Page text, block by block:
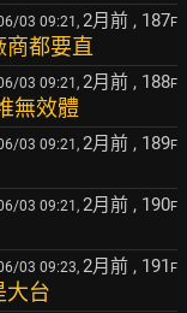
03 09:21, 2月前 , 187F
商都要直
03 09:21, 2月前 , 188F
無效體
03 09:21, 2月前 , 189F
03 09:21, 2月前 , 190F
03 09:23, 2月前 , 191 F
大台